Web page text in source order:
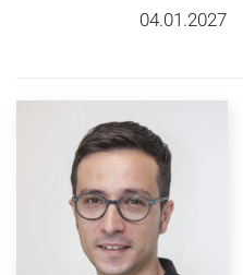
04.01.2027